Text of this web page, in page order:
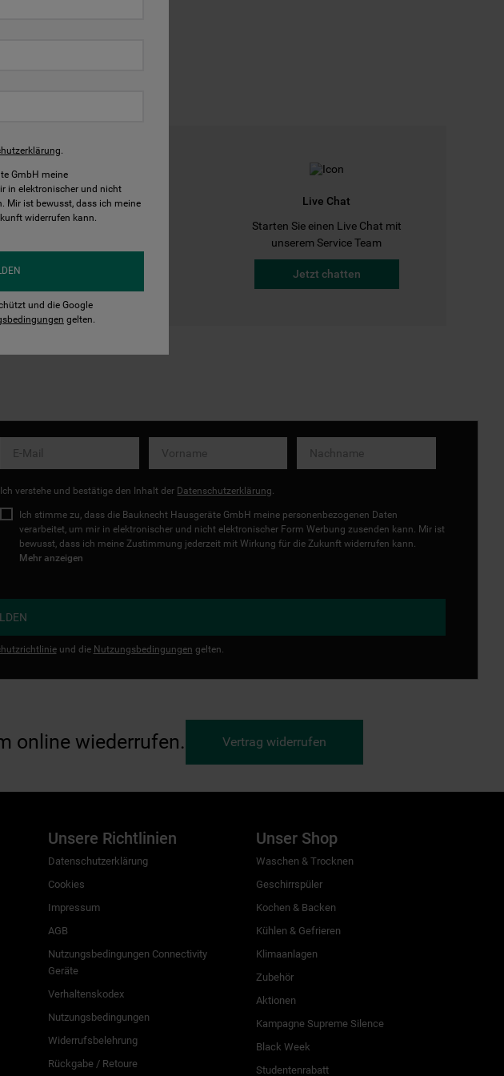
Kontakt
Live Chat
Starten Sie einen Live Chat mit
unserem Service Team
Jetzt chatten
Ich verstehe und bestätige den Inhalt der Datenschutzerklärung
Ich stimme zu, dass die Bauknecht Hausgeräte GmbH meine personenbezogenen Daten
verarbeitet, um mir in elektronischer und nicht elektronischer Form Werbung zusenden kann. Mir ist
bewusst, dass ich meine Zustimmung jederzeit mit Wirkung für die Zukunft widerrufen kann.
Mehr anzeigen
und die Nutzungsbedingungen gelten.
online wiederrufen. Vertrag widerrufen
Unsere Richtlinien
Datenschutzerklärung
Cookies
Impressum
AGB
Nutzungsbedingungen Connectivity
Geräte
Verhaltenskodex
Nutzungsbedingungen
Widerrufsbelehrung
Rückgabe / Retoure
Unser Shop
Waschen & Trocknen
Geschirrspüler
Kochen & Backen
Kühlen & Gefrieren
Klimaanlagen
Zubehör
Aktionen
Kampagne Supreme Silence
Black Week
Studentenrabatt
.
GmbH meine
in elektronischer und nicht
Mir ist bewusst, dass ich meine
widerrufen kann.
und die Google
gelten.